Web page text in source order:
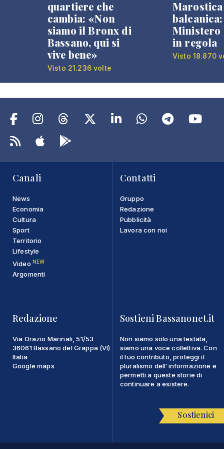
quartiere che
cambia: «Non
siamo il Bronx di
Bassano, qui si
vive bene»
Visto 21.236 volte
Ministero
in regola
Visto 18.870
Canali
News
Economia
Cultura
Sport
Territorio
Lifestyle
Video NEW
Argomenti
Contatti
Gruppo
Redazione
Pubblicità
Lavora con noi
Redazione
Via Orazio Marinali, 51/53
36061 Bassano del Grappa (VI)
Italia
Google maps
Sostieni Bassanonet.it
Non siamo solo una testata,
siamo una voce collettiva. Con
il tuo contributo, proteggi il
pluralismo dell'informazione e
permetti a queste storie di
continuare a esistere.
Sostienici